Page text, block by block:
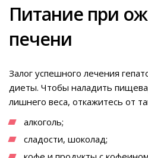
Питание при
печени
Залог успешного лечения
диеты. Чтобы наладить
лишнего веса, откажитесь от
алкоголь;
сладости, шоколад;